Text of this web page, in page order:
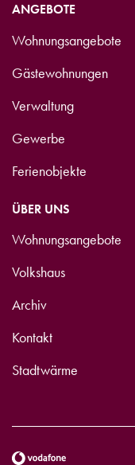
ANGEBOTE
Wohnungsangebote
Gästewohnungen
Verwaltung
Gewerbe
Ferienobjekte
ÜBER UNS
Wohnungsangebote
Volkshaus
Archiv
Kontakt
Stadtwärme